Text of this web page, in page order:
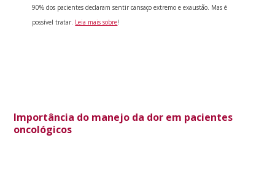
90% dos pacientes declaram sentir cansaço extremo e exaustão. Mas é
possível tratar. Leia mais sobre!
Importância do manejo da dor em pacientes
oncológicos